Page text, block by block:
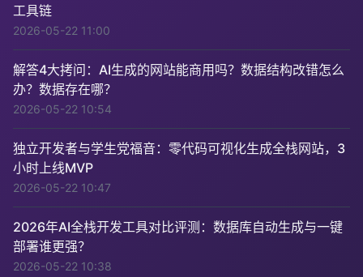
工具链
2026-05-22 11:00
解答4大拷问：AI生成的网站能商用吗？数据结构改错怎么
办？数据存在哪？
2026-05-22 10:54
独立开发者与学生党福音：零代码可视化生成全栈网站，3
小时上线MVP
2026-05-22 10:47
2026年AI全栈开发工具对比评测：数据库自动生成与一键
部署谁更强？
2026-05-22 10:38